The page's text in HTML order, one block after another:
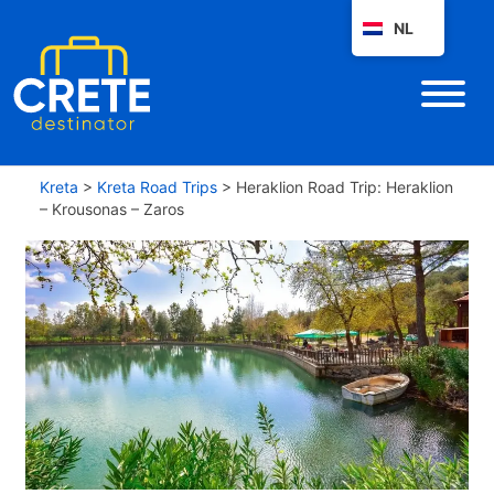
Kreta > Kreta Road Trips > Heraklion Road Trip: Heraklion
– Krousonas – Zaros
NL